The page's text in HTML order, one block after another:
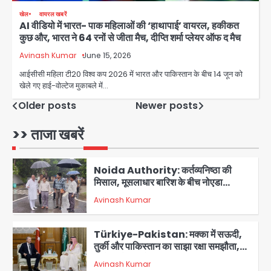
खेल वायरल खबरें
AI वीडियो में भारत- पाक महिलाओं की ‘हाथापाई’ वायरल, हकीकत
कुछ और, भारत ने 64 रनों से जीता मैच, दीप्ति शर्मा प्लेयर ऑफ द मैच
Avinash Kumar June 15, 2026
आईसीसी महिला टी20 विश्व कप 2026 में भारत और पाकिस्तान के बीच 14 जून को
खेले गए हाई-वोल्टेज मुकाबले में…
Posts
navigation
Older posts Newer posts
>> ताजा खबरें
एक्टिंग डेब्यू फिल्म विजुअली स्ट्राइकिंग लेकिन
स्क्रीनप्ले में कमजोर, लेकिन कहानी अधूरी रह
गई, 3 स्टार रेटिंग
Avinash Kumar
Felix Hospital Noida: फेलिक्स
हॉस्पिटल और नोएडा लोक मंच की पहल, अब
सिर्फ 30 रुपये में मिलेगी 24 घंटे ऑनलाइन
डॉक्टर परामर्श सुविधा
Avinash Kumar
2
प्राधिकरण ने संभाला मोर्चा, सेक्टर 105
Avinash Kumar
Türkiye-Pakistan: मक्का में सऊदी,
तुर्की और पाकिस्तान का साझा रक्षा समझौता,
Avinash Kumar
Greater Noida (Badalpur):
सरिया लदा कैंटर अनियंत्रित होकर घुसा